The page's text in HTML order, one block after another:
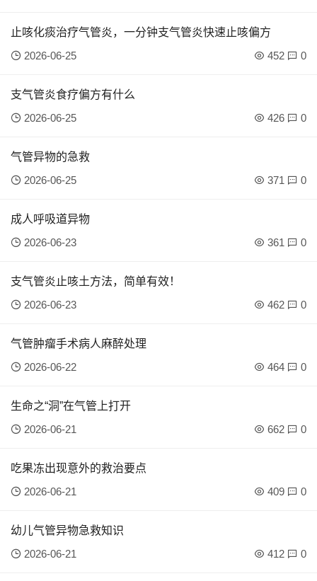
止咳化痰治疗气管炎，一分钟支气管炎快速止咳偏方
2026-06-25
452 0
支气管炎食疗偏方有什么
2026-06-25
426 0
气管异物的急救
2026-06-25
371 0
成人呼吸道异物
2026-06-23
361 0
支气管炎止咳土方法，简单有效！
2026-06-23
462 0
气管肿瘤手术病人麻醉处理
2026-06-22
464 0
生命之“洞”在气管上打开
2026-06-21
662 0
吃果冻出现意外的救治要点
2026-06-21
409 0
幼儿气管异物急救知识
2026-06-21
412 0